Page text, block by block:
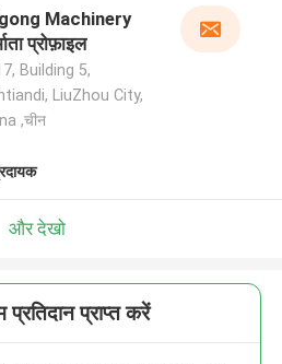
Machinery
प्रोफ़ाइल
Building 5,
LiuZhou City,
,चीन
और देखो
प्राप्त करें